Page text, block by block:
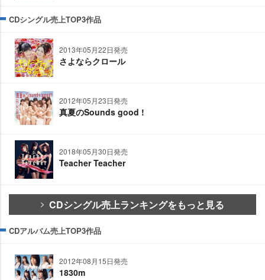
CDシングル売上TOP3作品
2013年05月22日発売
さよならクロール
2012年05月23日発売
真夏のSounds good !
2018年05月30日発売
Teacher Teacher
CDシングル売上ランキングをもっと見る
CDアルバム売上TOP3作品
2012年08月15日発売
1830m